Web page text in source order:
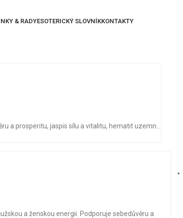
& RADYESOTERICKÝ SLOVNÍKKONTAKTY
a prosperitu, jaspis sílu a vitalitu, hematit uzemn...
a ženskou energii. Podporuje sebedůvěru a